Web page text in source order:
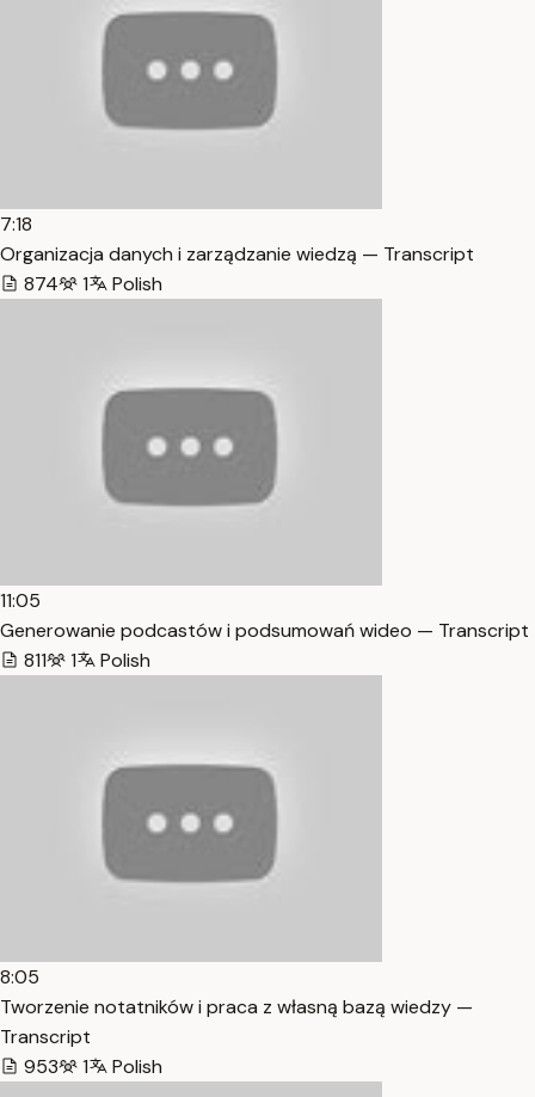
7:18
Organizacja danych i zarządzanie wiedzą — Transcript
874
1 Polish
11:05
Generowanie podcastów i podsumowań wideo — Transcript
811
1 Polish
8:05
Tworzenie notatników i praca z własną bazą wiedzy —
Transcript
953
1 Polish